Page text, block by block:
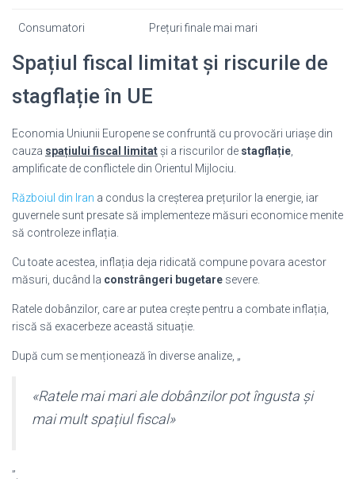
Consumatori Prețuri finale mai mari
Spațiul fiscal limitat și riscurile de
stagflație în UE
Economia Uniunii Europene se confruntă cu provocări uriașe din
cauza spațiului fiscal limitatși a riscurilor de stagflație
amplificate de conflictele din Orientul Mijlociu.
Războiul din Iran a condus la creșterea prețurilor la energie, iar
guvernele sunt presate să implementeze măsuri economice menite
să controleze inflația.
Cu toate acestea, inflația deja ridicată compune povara acestor
măsuri, ducând la constrângeri bugetare severe.
Ratele dobânzilor, care ar putea crește pentru a combate inflația,
riscă să exacerbeze această situație.
După cum se menționează în diverse analize, „
«Ratele mai mari ale dobânzilor pot îngusta și
mai mult spațiul fiscal»
”.